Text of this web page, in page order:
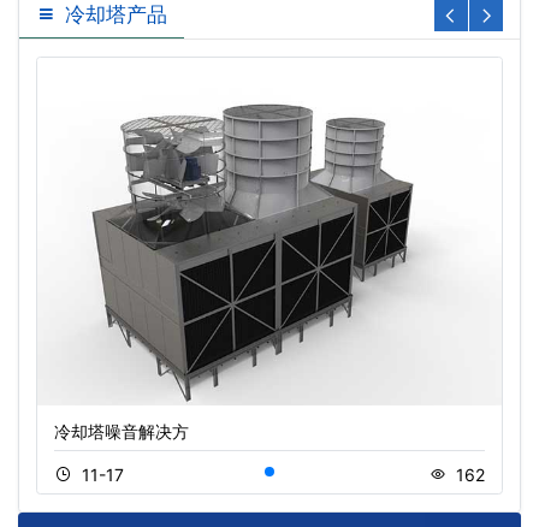
冷却塔产品
冷却塔噪音解决方
11-17 162